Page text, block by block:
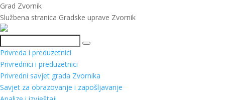
Grad Zvornik
Službena stranica Gradske uprave Zvornik
Pretraga
Privreda i preduzetnici
Privrednici i preduzetnici
Privredni savjet grada Zvornika
Savjet za obrazovanje i zapošljavanje